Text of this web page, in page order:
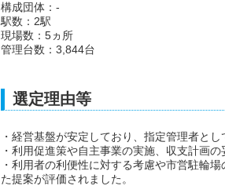
構成団体：-
駅数：2駅
現場数：5ヵ所
管理台数：3,844台
選定理由等
・経営基盤が安定しており、指定管理者と
・利用促進策や自主事業の実施、収支計画
・利用者の利便性に対する考慮や市営駐輪
た提案が評価されました。